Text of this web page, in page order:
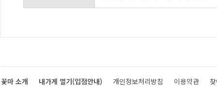
꽃마 소개 내가게 열기(입점안내) 개인정보처리방침 이용약관